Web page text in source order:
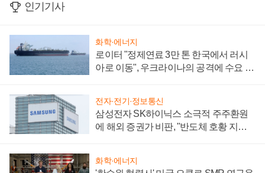
인기기사
화학·에너지
로이터 "정제연료 3만 톤 한국에서 러시
아로 이동", 우크라이나의 공격에 수요 늘
전자·전기·정보통신
삼성전자 SK하이닉스 소극적 주주환원
에 해외 증권가 비판, "반도체 호황 지속
화학·에너지